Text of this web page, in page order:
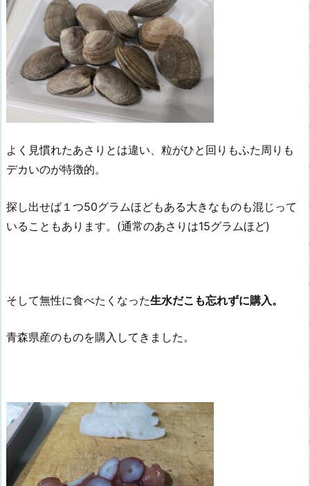
よく見慣れたあさりとは違い、粒がひと回りもふた周りも
デカいのが特徴的。
探し出せば１つ50グラムほどもある大きなものも混じって
いることもあります。(通常のあさりは15グラムほど)
そして無性に食べたくなった生水だこも忘れずに購入。
青森県産のものを購入してきました。